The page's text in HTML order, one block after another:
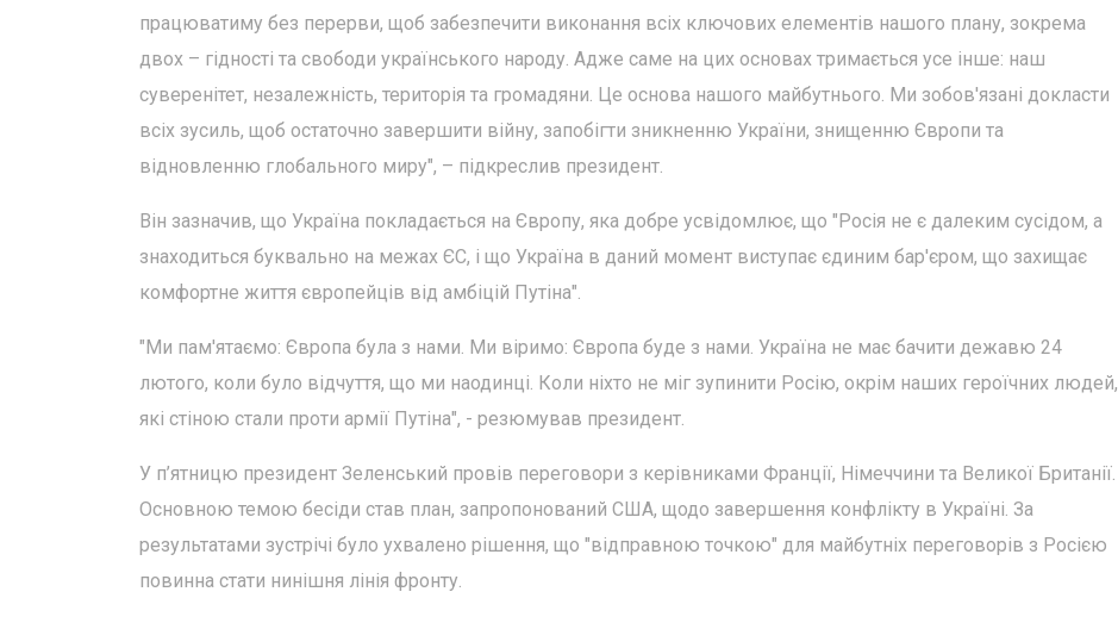
працюватиму без перерви, щоб забезпечити виконання всіх ключових елементів нашого плану, зокрема
двох – гідності та свободи українського народу. Адже саме на цих основах тримається усе інше: наш
суверенітет, незалежність, територія та громадяни. Це основа нашого майбутнього. Ми зобов'язані докласти
всіх зусиль, щоб остаточно завершити війну, запобігти зникненню України, знищенню Європи та
відновленню глобального миру", – підкреслив президент.
Він зазначив, що Україна покладається на Європу, яка добре усвідомлює, що "Росія не є далеким сусідом, а
знаходиться буквально на межах ЄС, і що Україна в даний момент виступає єдиним бар'єром, що захищає
комфортне життя європейців від амбіцій Путіна".
"Ми пам'ятаємо: Європа була з нами. Ми віримо: Європа буде з нами. Україна не має бачити дежавю 24
лютого, коли було відчуття, що ми наодинці. Коли ніхто не міг зупинити Росію, окрім наших героїчних людей,
які стіною стали проти армії Путіна", - резюмував президент.
У п’ятницю президент Зеленський провів переговори з керівниками Франції, Німеччини та Великої Британії.
Основною темою бесіди став план, запропонований США, щодо завершення конфлікту в Україні. За
результатами зустрічі було ухвалено рішення, що "відправною точкою" для майбутніх переговорів з Росією
повинна стати нинішня лінія фронту.